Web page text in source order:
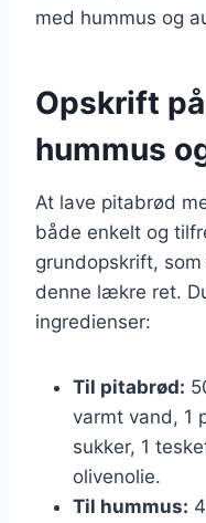
med hummus og
Opskrift
hummus
At lave pitabrød
både enkelt og
grundopskrift,
denne lækre ret.
ingredienser:
Til pitabrød:
varmt vand, 1
sukker, 1
olivenolie.
Til hummus: